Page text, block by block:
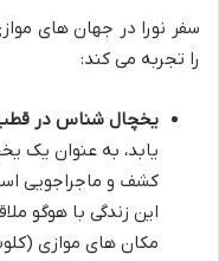
سفر نورا در جهان های
را تجربه می کند:
یخچال شناس در
یابد، به عنوان یک
کشف و ماجراجویی
این زندگی با هوگو
مکان های موازی